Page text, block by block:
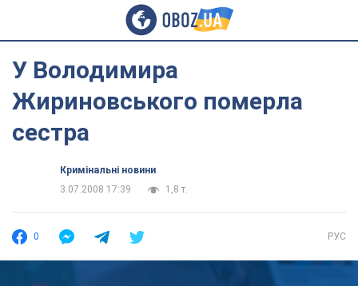
У Володимира
Жириновського померла
сестра
Кримінальні новини
3.07.2008 17:39
1,8 т.
0 РУС